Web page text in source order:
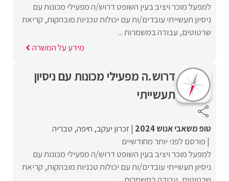
למפעל מוכר ויציב בעין השופט דרוש/ה מפעילי מכונות עם
ניסיון תעשייתי עובדים/ות עם יכולות טכניות מובהקות, קריאת
שרטוטים, עבודה במשמרות ...
מידע על המשרה
דרוש.ה מפעילי מכונות עם ניסיון
תעשייתי
טופ משאבי אנוש 2024 זכרון יעקב חיפה טבריה
פורסם לפני יותר מחודשיים
למפעל מוכר ויציב בעין השופט דרוש/ה מפעילי מכונות עם
ניסיון תעשייתי עובדים/ות עם יכולות טכניות מובהקות, קריאת